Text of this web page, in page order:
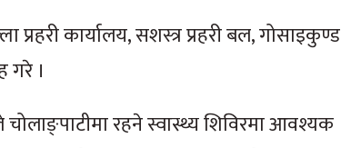
प्रहरी कार्यालय, सशस्त्र प्रहरी बल, गोसाइकुण्ड
गरे ।
चोलाङ्पाटीमा रहने स्वास्थ्य शिविरमा आवश्यक